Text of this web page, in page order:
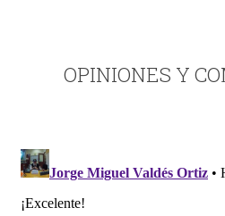
OPINIONES Y